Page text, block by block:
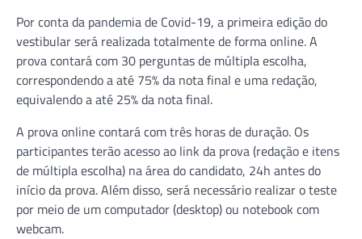
Por conta da pandemia de Covid-19, a primeira edição do
vestibular será realizada totalmente de forma online. A
prova contará com 30 perguntas de múltipla escolha,
correspondendo a até 75% da nota final e uma redação,
equivalendo a até 25% da nota final.
A prova online contará com três horas de duração. Os
participantes terão acesso ao link da prova (redação e itens
de múltipla escolha) na área do candidato, 24h antes do
início da prova. Além disso, será necessário realizar o teste
por meio de um computador (desktop) ou notebook com
webcam.